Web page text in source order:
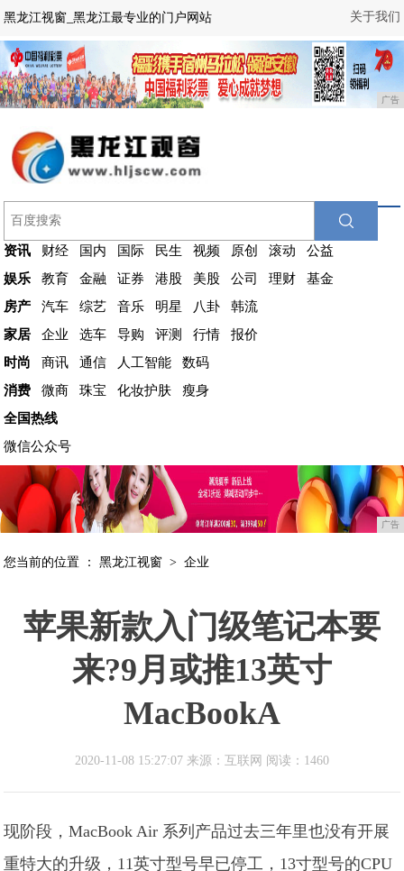
关于我们
黑龙江视窗_黑龙江最专业的门户网站
广告
资讯 财经 国内 国际 民生 视频 原创 滚动
公益
娱乐
教育 金融 证券 港股 美股 公司 理财
基金
房产
汽车 综艺 音乐 明星 八卦
韩流
家居
企业 选车 导购 评测 行情
报价
时尚
商讯 通信 人工智能
数码
消费
微商 珠宝 化妆护肤
瘦身
全国热线
微信公众号
广告
您当前的位置 ：黑龙江视窗 >企业
苹果新款入门级笔记本要
来?9月或推13英寸
MacBookA
2020-11-08 15:27:07 来源：互联网 阅读：1460
现阶段，MacBook Air 系列产品过去三年里也没有开展
重特大的升级，11英寸型号早已停工，13寸型号的CPU